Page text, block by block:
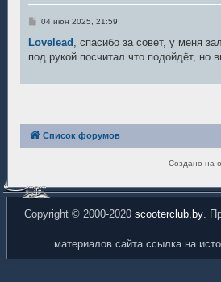
С
о
щ
04 июн 2025, 21:59
Lovelead , спасибо за совет, у меня
под рукой посчитал что подойдёт, но
Список форумов
Создано на
Copyright © 2000-2020 scooterclub.by.
материалов сайта ссылка на